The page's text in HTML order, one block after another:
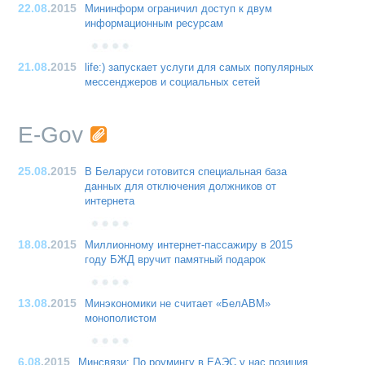
22.08.2015
Мининформ ограничил доступ к двум
информационным ресурсам
21.08.2015
life:) запускает услуги для самых популярных
мессенджеров и социальных сетей
E-Gov
25.08.2015
В Беларуси готовится специальная база
данных для отключения должников от
интернета
18.08.2015
Миллионному интернет-пассажиру в 2015
году БЖД вручит памятный подарок
13.08.2015
Минэкономики не считает «БелАВМ»
монополистом
6.08.2015
Минсвязи: По роумингу в ЕАЭС у нас позиция